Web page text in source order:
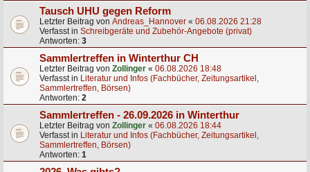
Tausch UHU gegen Reform
Letzter Beitrag von Andreas_Hannover « 06.08.2026 21:28
Verfasst in Schreibgeräte und Zubehör-Angebote (privat)
Antworten: 3
Sammlertreffen in Winterthur CH
Letzter Beitrag von Zollinger « 06.08.2026 18:48
Verfasst in Literatur und Infos (Fachbücher, Zeitungsartikel,
Sammlertreffen, Börsen)
Antworten: 2
Sammlertreffen - 26.09.2026 in Winterthur
Letzter Beitrag von Zollinger « 06.08.2026 18:44
Verfasst in Literatur und Infos (Fachbücher, Zeitungsartikel,
Sammlertreffen, Börsen)
Antworten: 1